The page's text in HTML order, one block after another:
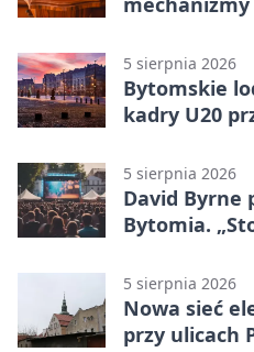
5 sierpnia 2026
Bytomskie
kadry U20
5 sierpnia 2026
David Byrne
Bytomia.
5 sierpnia 2026
Nowa sieć
przy ulicach